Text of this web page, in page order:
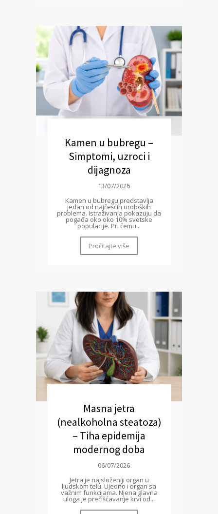
Kamen u bubregu –
Simptomi, uzroci i
dijagnoza
13/07/2026
Kamen u bubregu predstavlja
jedan od najčešćih uroloških
problema. Istraživanja pokazuju da
pogađa oko oko 10% svetske
populacije. Pri čemu...
Pročitajte više
Masna jetra
(nealkoholna steatoza)
– Tiha epidemija
modernog doba
06/07/2026
Jetra je najsloženiji organ u
ljudskom telu. Ujedno i organ sa
važnim funkcijama. Njena glavna
uloga je prečišćavanje krvi od...